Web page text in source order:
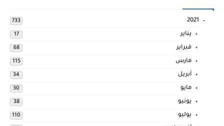
2021
733
يناير 17
فبراير 68
مارس 115
أبريل 34
مايو 30
يونيو 38
يوليو 110